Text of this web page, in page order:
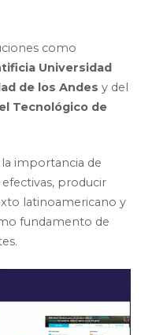
como
Universidad
de los Andes y del
Tecnológico de
importancia de
producir
latinoamericano y
fundamento de